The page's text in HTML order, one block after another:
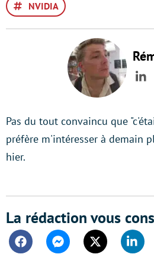
NVIDIA
Pas du tout convaincu que
préfère m'intéresser à demain
hier.
La rédaction vous
FacebookMessengerTwitter